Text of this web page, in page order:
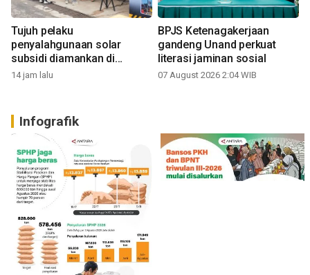
Tujuh pelaku
penyalahgunaan solar
subsidi diamankan di
Sumbar
14 jam lalu
BPJS Ketenagakerjaan
gandeng Unand perkuat
literasi jaminan sosial
07 August 2026 2:04 WIB
Infografik